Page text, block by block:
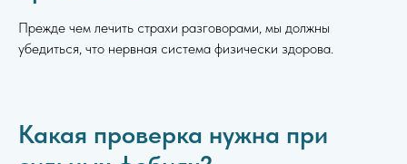
Прежде чем лечить страхи разговорами, мы должны
убедиться, что нервная система физически здорова.
Какая проверка нужна при